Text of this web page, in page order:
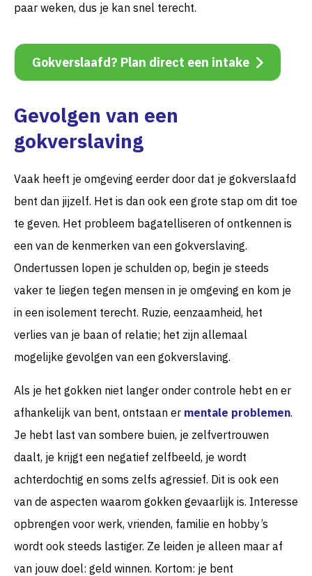
paar weken, dus je kan snel terecht.
Gokverslaafd? Plan direct een intake
Gevolgen van een
gokverslaving
Vaak heeft je omgeving eerder door dat je gokverslaafd
bent dan jijzelf. Het is dan ook een grote stap om dit toe
te geven. Het probleem bagatelliseren of ontkennen is
een van de kenmerken van een gokverslaving.
Ondertussen lopen je schulden op, begin je steeds
vaker te liegen tegen mensen in je omgeving en kom je
in een isolement terecht. Ruzie, eenzaamheid, het
verlies van je baan of relatie; het zijn allemaal
mogelijke gevolgen van een gokverslaving.
Als je het gokken niet langer onder controle hebt en er
afhankelijk van bent, ontstaan er mentale problemen.
Je hebt last van sombere buien, je zelfvertrouwen
daalt, je krijgt een negatief zelfbeeld, je wordt
achterdochtig en soms zelfs agressief. Dit is ook een
van de aspecten waarom gokken gevaarlijk is. Interesse
opbrengen voor werk, vrienden, familie en hobby’s
wordt ook steeds lastiger. Ze leiden je alleen maar af
van jouw doel: geld winnen. Kortom: je bent